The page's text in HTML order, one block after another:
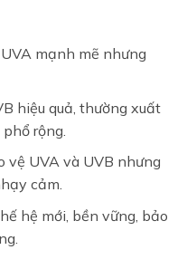
mạnh mẽ nhưng
hiệu quả, thường xuất
rộng.
vệ UVA và UVB nhưng
cảm.
hệ mới, bền vững, bảo